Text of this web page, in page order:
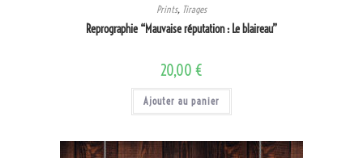
Prints, Tirages
Reprographie “Mauvaise réputation : Le blaireau”
20,00 €
Ajouter au panier